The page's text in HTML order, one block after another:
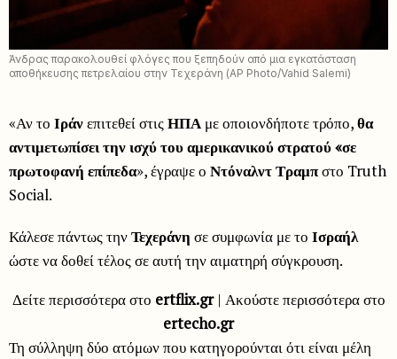
Άνδρας παρακολουθεί φλόγες που ξεπηδούν από μια εγκατάσταση
αποθήκευσης πετρελαίου στην Τεχεράνη (AP Photo/Vahid Salemi)
«Αν το Ιράνεπιτεθεί στιςΗΠΑμε οποιονδήποτε τρόπο,θα
αντιμετωπίσει την ισχύ του αμερικανικού στρατού «σε
πρωτοφανή επίπεδα», έγραψε ο Ντόναλντ Τραμπστο Truth
Social.
Κάλεσε πάντως τηνΤεχεράνη σε συμφωνία με το Ισραήλ
ώστε να δοθεί τέλος σε αυτή την αιματηρή σύγκρουση.
Δείτε περισσότερα στο ertflix.gr| Ακούστε περισσότερα στο
ertecho.gr
Τη σύλληψη δύο ατόμων που κατηγορούνται ότι είναι μέλη